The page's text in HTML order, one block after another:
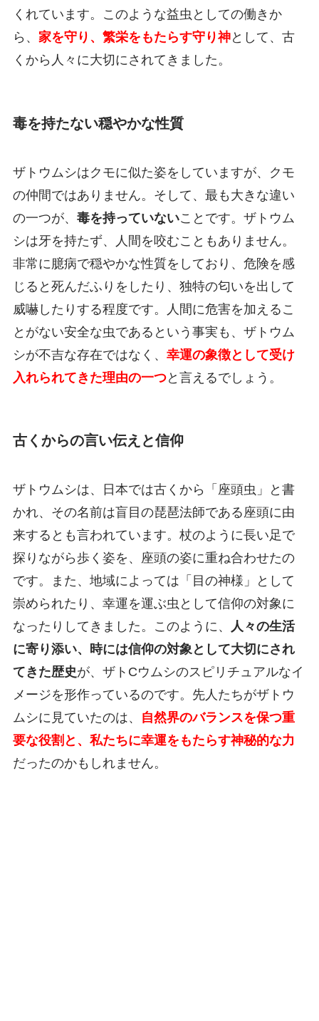
くれています。このような益虫としての働きか
ら、 家を守り、繁栄をもたらす守り神として、古
くから人々に大切にされてきました。
毒を持たない穏やかな性質
ザトウムシはクモに似た姿をしていますが、クモ
の仲間ではありません。そして、最も大きな違い
の一つが、 毒を持っていないことです。ザトウム
シは牙を持たず、人間を咬むこともありません。
非常に臆病で穏やかな性質をしており、危険を感
じると死んだふりをしたり、独特の匂いを出して
威嚇したりする程度です。人間に危害を加えるこ
とがない安全な虫であるという事実も、ザトウム
シが不吉な存在ではなく、 幸運の象徴として受け
入れられてきた理由の一つと言えるでしょう。
古くからの言い伝えと信仰
ザトウムシは、日本では古くから「座頭虫」と書
かれ、その名前は盲目の琵琶法師である座頭に由
来するとも言われています。杖のように長い足で
探りながら歩く姿を、座頭の姿に重ね合わせたの
です。また、地域によっては「目の神様」として
崇められたり、幸運を運ぶ虫として信仰の対象に
なったりしてきました。このように、
人々の生活
に寄り添い、時には信仰の対象として大切にされ
てきた歴史が、ザトCウムシのスピリチュアルなイ
メージを形作っているのです。先人たちがザトウ
ムシに見ていたのは、
自然界のバランスを保つ重
要な役割と、私たちに幸運をもたらす神秘的な力
だったのかもしれません。